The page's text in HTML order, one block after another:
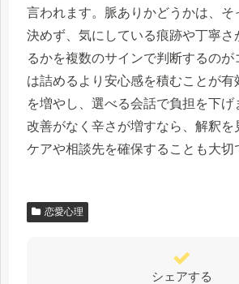
言われます。脈ありかどうかは、そ
決めず、気にしている痕跡や丁寧さ
るかを複数のサインで判断するのが
は詰めるより安心感を積むことが有
を増やし、選べる会話で負担を下げ
改善がなく辛さが増すなら、解釈を
ケアや相談先を確保することも大切
恋愛心理
シェアする